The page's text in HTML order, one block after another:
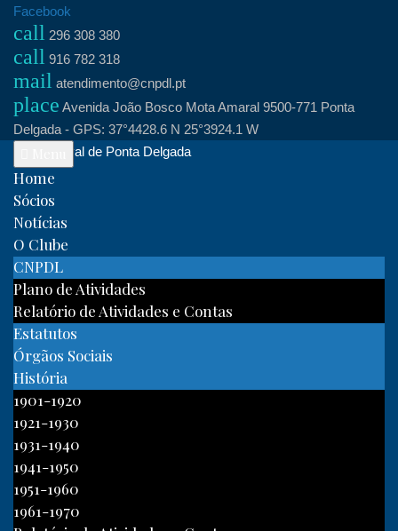
Skip
content
Facebook
call 296 308 380
call 916 782 318
mail atendimento@cnpdl.pt
place Avenida João Bosco Mota Amaral 9500-771 Ponta
Delgada - GPS: 37°4428.6 N 25°3924.1 W
Clube Naval de Ponta Delgada
Home
Sócios
Notícias
O Clube
CNPDL
Plano de Atividades
Relatório de Atividades e Contas
Estatutos
Órgãos Sociais
História
1901-1920
1921-1930
1931-1940
1941-1950
1951-1960
1961-1970